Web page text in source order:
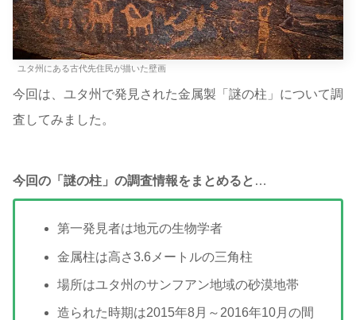
ユタ州にある古代先住民が描いた壁画
今回は、ユタ州で発見された金属製「謎の柱」について調
査してみました。
今回の「謎の柱」の調査情報をまとめると …
第一発見者は地元の生物学者
金属柱は高さ3.6メートルの三角柱
場所はユタ州のサンフアン地域の砂漠地帯
造られた時期は2015年8月～2016年10月の間